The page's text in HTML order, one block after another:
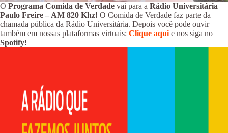
O Programa Comida de Verdade vai para a Rádio Universitária
Paulo Freire – AM 820 Khz! O Comida de Verdade faz parte da
chamada pública da Rádio Universitária. Depois você pode ouvir
também em nossas plataformas virtuais: Clique aqui e nos siga no
Spotify!